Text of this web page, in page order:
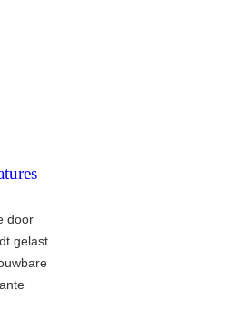
door
gelast